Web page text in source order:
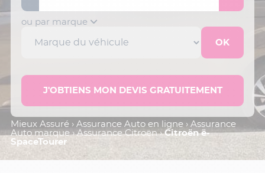
ou par marque
Mieux Assuré › Assurance Auto en ligne › Assurance
Auto marque›Assurance Citroën›Citroën ë-
SpaceTourer